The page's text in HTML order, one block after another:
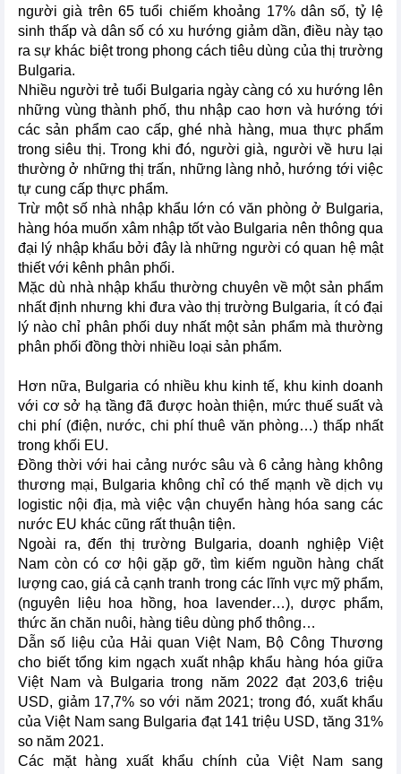
người già trên 65 tuổi chiếm khoảng 17% dân số, tỷ lệ
sinh thấp và dân số có xu hướng giảm dần, điều này tạo
ra sự khác biệt trong phong cách tiêu dùng của thị trường
Bulgaria.
Nhiều người trẻ tuổi Bulgaria ngày càng có xu hướng lên
những vùng thành phố, thu nhập cao hơn và hướng tới
các sản phẩm cao cấp, ghé nhà hàng, mua thực phẩm
trong siêu thị. Trong khi đó, người già, người về hưu lại
thường ở những thị trấn, những làng nhỏ, hướng tới việc
tự cung cấp thực phẩm.
Trừ một số nhà nhập khẩu lớn có văn phòng ở Bulgaria,
hàng hóa muốn xâm nhập tốt vào Bulgaria nên thông qua
đại lý nhập khẩu bởi đây là những người có quan hệ mật
thiết với kênh phân phối.
Mặc dù nhà nhập khẩu thường chuyên về một sản phẩm
nhất định nhưng khi đưa vào thị trường Bulgaria, ít có đại
lý nào chỉ phân phối duy nhất một sản phẩm mà thường
phân phối đồng thời nhiều loại sản phẩm.
Hơn nữa, Bulgaria có nhiều khu kinh tế, khu kinh doanh
với cơ sở hạ tầng đã được hoàn thiện, mức thuế suất và
chi phí (điện, nước, chi phí thuê văn phòng…) thấp nhất
trong khối EU.
Đồng thời với hai cảng nước sâu và 6 cảng hàng không
thương mại, Bulgaria không chỉ có thế mạnh về dịch vụ
logistic nội địa, mà việc vận chuyển hàng hóa sang các
nước EU khác cũng rất thuận tiện.
Ngoài ra, đến thị trường Bulgaria, doanh nghiệp Việt
Nam còn có cơ hội gặp gỡ, tìm kiếm nguồn hàng chất
lượng cao, giá cả cạnh tranh trong các lĩnh vực mỹ phẩm,
(nguyên liệu hoa hồng, hoa lavender…), dược phẩm,
thức ăn chăn nuôi, hàng tiêu dùng phổ thông…
Dẫn số liệu của Hải quan Việt Nam, Bộ Công Thương
cho biết tổng kim ngạch xuất nhập khẩu hàng hóa giữa
Việt Nam và Bulgaria trong năm 2022 đạt 203,6 triệu
USD, giảm 17,7% so với năm 2021; trong đó, xuất khẩu
của Việt Nam sang Bulgaria đạt 141 triệu USD, tăng 31%
so năm 2021.
Các mặt hàng xuất khẩu chính của Việt Nam sang